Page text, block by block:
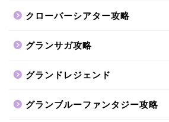
クローバーシアター攻略
グランサガ攻略
グランドレジェンド
グランブルーファンタジー攻略